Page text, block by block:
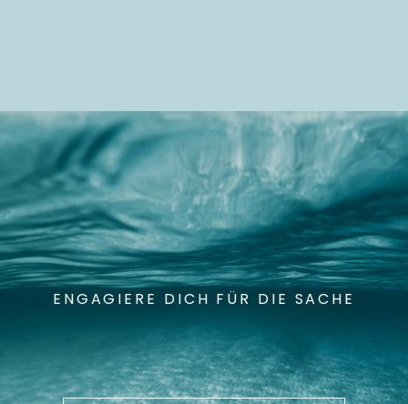
ENGAGIERE DICH FÜR DIE SACHE